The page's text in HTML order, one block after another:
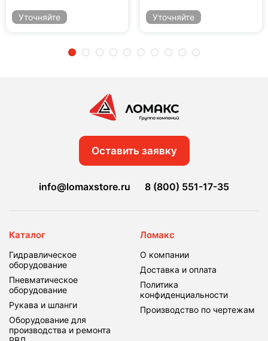
Уточняйте Уточняйте
Оставить заявку
info@lomaxstore.ru 8 (800) 551-17-35
Каталог
Гидравлическое
оборудование
Пневматическое
оборудование
Рукава и шланги
Оборудование для
производства и ремонта
Ломакс
О компании
Доставка и оплата
Политика
конфиденциальности
Производство по чертежам